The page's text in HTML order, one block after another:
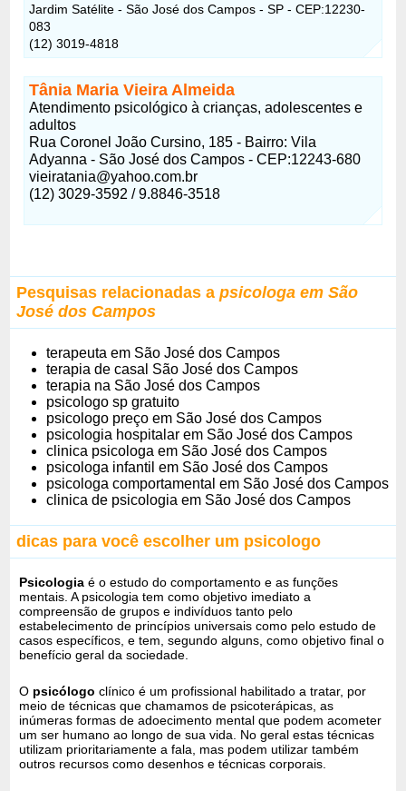
Jardim Satélite - São José dos Campos - SP - CEP:12230-
083
(12) 3019-4818
Tânia Maria Vieira Almeida
Atendimento psicológico à crianças, adolescentes e
adultos
Rua Coronel João Cursino, 185 - Bairro: Vila
Adyanna - São José dos Campos - CEP:12243-680
vieiratania@yahoo.com.br
(12) 3029-3592 / 9.8846-3518
Pesquisas relacionadas apsicologa em São
José dos Campos
terapeuta em São José dos Campos
terapia de casal São José dos Campos
terapia na São José dos Campos
psicologo sp gratuito
psicologo preço em São José dos Campos
psicologia hospitalar em São José dos Campos
clinica psicologa em São José dos Campos
psicologa infantil em São José dos Campos
psicologa comportamental em São José dos Campos
clinica de psicologia em São José dos Campos
dicas para você escolher um psicologo
Psicologia é o estudo do comportamento e as funções
mentais. A psicologia tem como objetivo imediato a
compreensão de grupos e indivíduos tanto pelo
estabelecimento de princípios universais como pelo estudo de
casos específicos, e tem, segundo alguns, como objetivo final o
benefício geral da sociedade.
O psicólogo clínico é um profissional habilitado a tratar, por
meio de técnicas que chamamos de psicoterápicas, as
inúmeras formas de adoecimento mental que podem acometer
um ser humano ao longo de sua vida. No geral estas técnicas
utilizam prioritariamente a fala, mas podem utilizar também
outros recursos como desenhos e técnicas corporais.